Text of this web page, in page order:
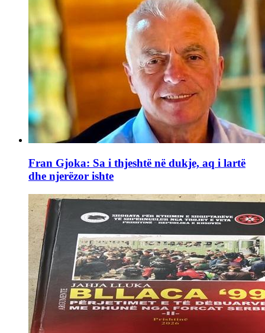
Fran Gjoka: Sa i thjeshtë në dukje, aq i lartë
dhe njerëzor ishte